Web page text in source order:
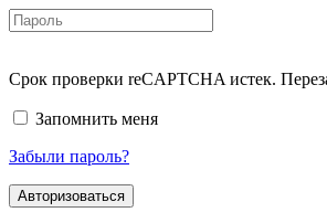
Срок проверки reCAPTCHA истек.
Запомнить меня
Забыли пароль?